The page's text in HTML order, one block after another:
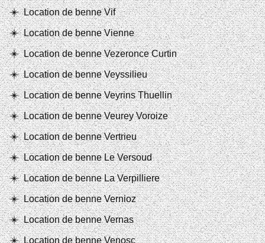
Location de benne Vif
Location de benne Vienne
Location de benne Vezeronce Curtin
Location de benne Veyssilieu
Location de benne Veyrins Thuellin
Location de benne Veurey Voroize
Location de benne Vertrieu
Location de benne Le Versoud
Location de benne La Verpilliere
Location de benne Vernioz
Location de benne Vernas
Location de benne Venosc